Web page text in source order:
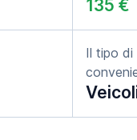
135 €
Il tipo di